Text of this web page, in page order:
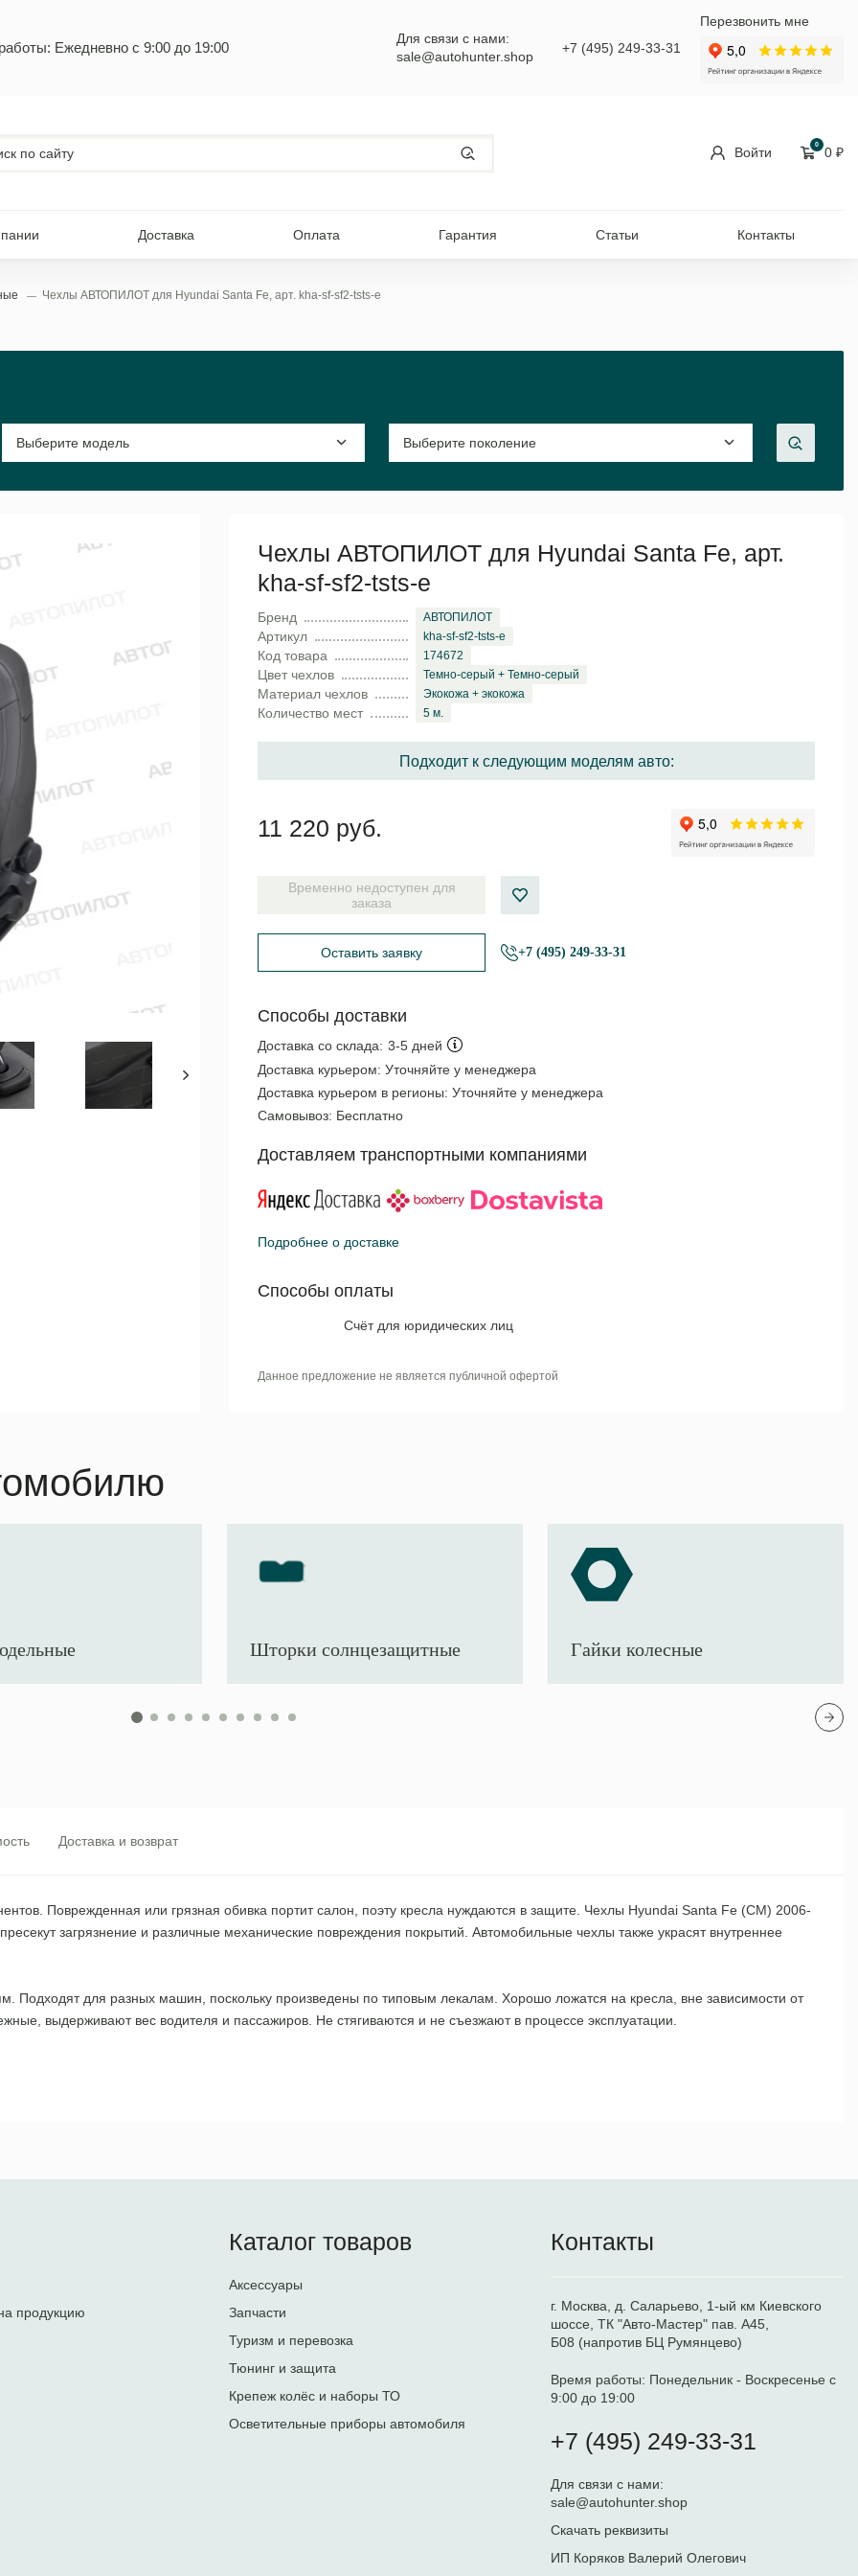
Ежедневно с 9:00 до 19:00
Для связи с нами:
sale@autohunter.shop
+7 (495) 249-33-31
Перезвонить мне
Войти
0
0 ₽
Доставка Оплата Гарантия Статьи Контакты
Чехлы АВТОПИЛОТ для Hyundai Santa Fe, арт. kha-sf-sf2-tsts-e
Чехлы АВТОПИЛОТ для Hyundai Santa Fe, арт.
kha-sf-sf2-tsts-e
Бренд АВТОПИЛОТ
Артикул kha-sf-sf2-tsts-e
Код товара 174672
Цвет чехлов Темно-серый + Темно-серый
Материал чехлов Экокожа + экокожа
Количество мест 5 м.
Подходит к следующим моделям авто:
11 220 руб.
Временно недоступен для
заказа
Оставить заявку +7 (495) 249-33-31
Способы доставки
Доставка со склада: 3-5 дней
Доставка курьером: Уточняйте у менеджера
Доставка курьером в регионы: Уточняйте у менеджера
Самовывоз: Бесплатно
Доставляем транспортными компаниями
Подробнее о доставке
Способы оплаты
Счёт для юридических лиц
Данное предложение не является публичной офертой
Шторки солнцезащитные Гайки колесные
Доставка и возврат
Поврежденная или грязная обивка портит салон, поэту кресла нуждаются в защите. Чехлы Hyundai Santa Fe (CM) 2006-
загрязнение и различные механические повреждения покрытий. Автомобильные чехлы также украсят внутреннее
Подходят для разных машин, поскольку произведены по типовым лекалам. Хорошо ложатся на кресла, вне зависимости от
выдерживают вес водителя и пассажиров. Не стягиваются и не съезжают в процессе эксплуатации.
продукцию
Каталог товаров
Аксессуары
Запчасти
Туризм и перевозка
Тюнинг и защита
Крепеж колёс и наборы ТО
Осветительные приборы автомобиля
Контакты
г. Москва, д. Саларьево, 1-ый км Киевского
шоссе, ТК "Авто-Мастер" пав. А45,
Б08 (напротив БЦ Румянцево)
Время работы: Понедельник - Воскресенье с
9:00 до 19:00
+7 (495) 249-33-31
Для связи с нами:
sale@autohunter.shop
Скачать реквизиты
ИП Коряков Валерий Олегович